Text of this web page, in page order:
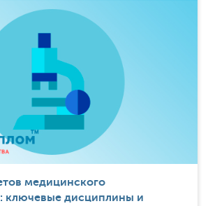
медицинского
ключевые дисциплины и